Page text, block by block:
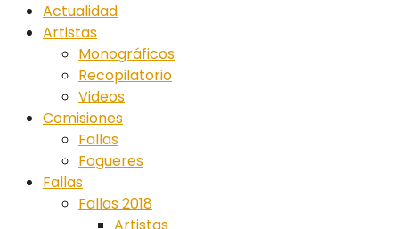
Actualidad
Artistas
Monográficos
Recopilatorio
Videos
Comisiones
Fallas
Fogueres
Fallas
Fallas 2018